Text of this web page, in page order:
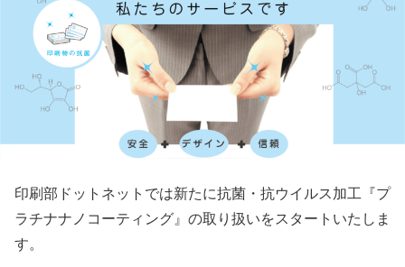
印刷部ドットネットでは新たに抗菌・抗ウイルス加工『プ
ラチナナノコーティング』の取り扱いをスタートいたしま
す。